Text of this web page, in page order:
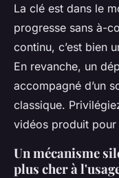
La clé est dans le
progresse sans à-
continu, c’est bien
En revanche, un
accompagné d’un
classique.
vidéos produit pour
Un mécanisme
plus cher à